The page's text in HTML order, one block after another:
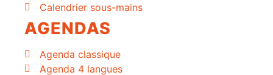
Calendrier sous-mains
AGENDAS
Agenda classique
Agenda 4 langues